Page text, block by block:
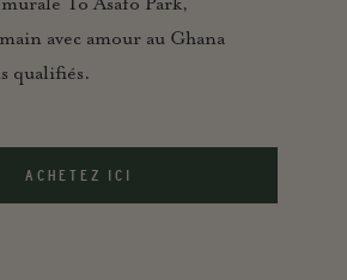
avec amour au Ghana
qualifiés.
ACHETEZ ICI